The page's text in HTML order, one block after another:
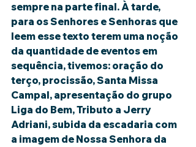
sempre na parte final. À tarde,
para os Senhores e Senhoras que
leem esse texto terem uma noção
da quantidade de eventos em
sequência, tivemos: oração do
terço, procissão, Santa Missa
Campal, apresentação do grupo
Liga do Bem, Tributo a Jerry
Adriani, subida da escadaria com
a imagem de Nossa Senhora da